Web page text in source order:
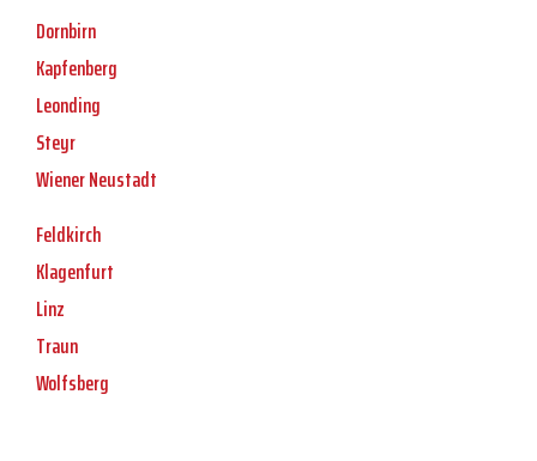
Dornbirn
Kapfenberg
Leonding
Steyr
Wiener Neustadt
Feldkirch
Klagenfurt
Linz
Traun
Wolfsberg